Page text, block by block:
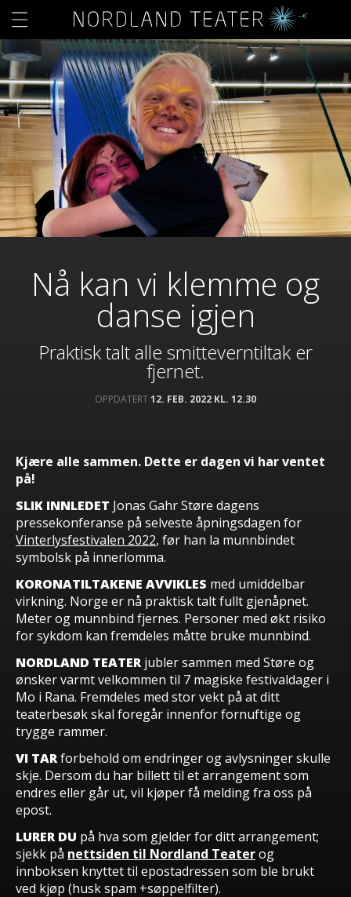
Nå kan vi klemme og
danse igjen
Praktisk talt alle smitteverntiltak er
fjernet.
OPPDATERT12. FEB. 2022 KL. 12.30
Kjære alle sammen. Dette er dagen vi har ventet
på!
SLIK INNLEDET Jonas Gahr Støre dagens
pressekonferanse på selveste åpningsdagen for
Vinterlysfestivalen 2022, før han la munnbindet
symbolsk på innerlomma.
KORONATILTAKENE AVVIKLES med umiddelbar
virkning. Norge er nå praktisk talt fullt gjenåpnet.
Meter og munnbind fjernes. Personer med økt risiko
for sykdom kan fremdeles måtte bruke munnbind.
NORDLAND TEATERjubler sammen med Støre og
ønsker varmt velkommen til 7 magiske festivaldager i
Mo i Rana. Fremdeles med stor vekt på at ditt
teaterbesøk skal foregår innenfor fornuftige og
trygge rammer.
VI TARforbehold om endringer og avlysninger skulle
skje. Dersom du har billett til et arrangement som
endres eller går ut, vil kjøper få melding fra oss på
epost.
LURER DU på hva som gjelder for ditt arrangement;
sjekk på nettsiden til Nordland Teaterog
innboksen knyttet til epostadressen som ble brukt
ved kjøp (husk spam +søppelfilter).